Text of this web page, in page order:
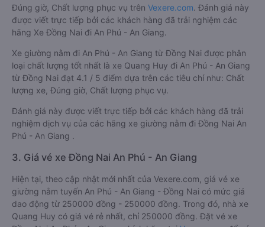
Xe giường nằm đi An Phú - An Giang từ Đồng Nai tốt nhất
được phân loại chất lượng dựa trên đánh giá từ 1 đến 5 của
khách hàng với các tiêu chí như: Chất lượng xe giường nằm,
Đúng giờ, Chất lượng phục vụ trênVexere.com. Đánh giá này
được viết trực tiếp bởi các khách hàng đã trải nghiệm các
hãng Xe Đồng Nai đi An Phú - An Giang.
Xe giường nằm đi An Phú - An Giang từ Đồng Nai được phân
loại chất lượng tốt nhất là xe Quang Huy đi An Phú - An Giang
từ Đồng Nai đạt 4.1 / 5 điểm dựa trên các tiêu chí như: Chất
lượng xe, Đúng giờ, Chất lượng phục vụ.
Đánh giá này được viết trực tiếp bởi các khách hàng đã trải
nghiệm dịch vụ của các hãng xe giường nằm đi Đồng Nai An
Phú - An Giang .
3. Giá vé xe Đồng Nai An Phú - An Giang
Hiện tại, theo cập nhật mới nhất của Vexere.com, giá vé xe